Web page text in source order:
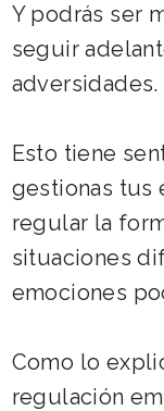
Y podrás ser
seguir
adversidades.
Esto tiene
gestionas tus
regular la
situaciones
emociones
Como lo
regulación